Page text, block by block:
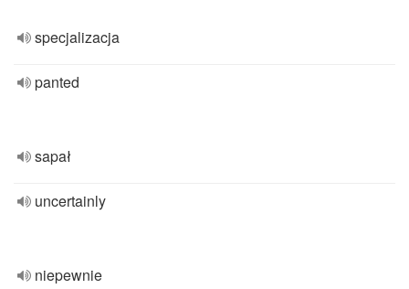
specjalizacja
panted
sapał
uncertainly
niepewnie